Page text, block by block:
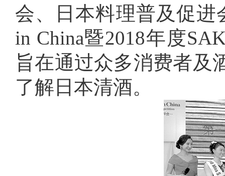
会、日本料理普及促进
in China暨2018年度
旨在通过众多消费者及
了解日本清酒。